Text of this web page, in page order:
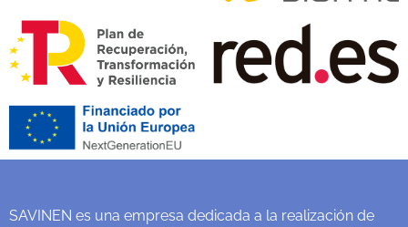
SAVINEN es una empresa dedicada a la realización de